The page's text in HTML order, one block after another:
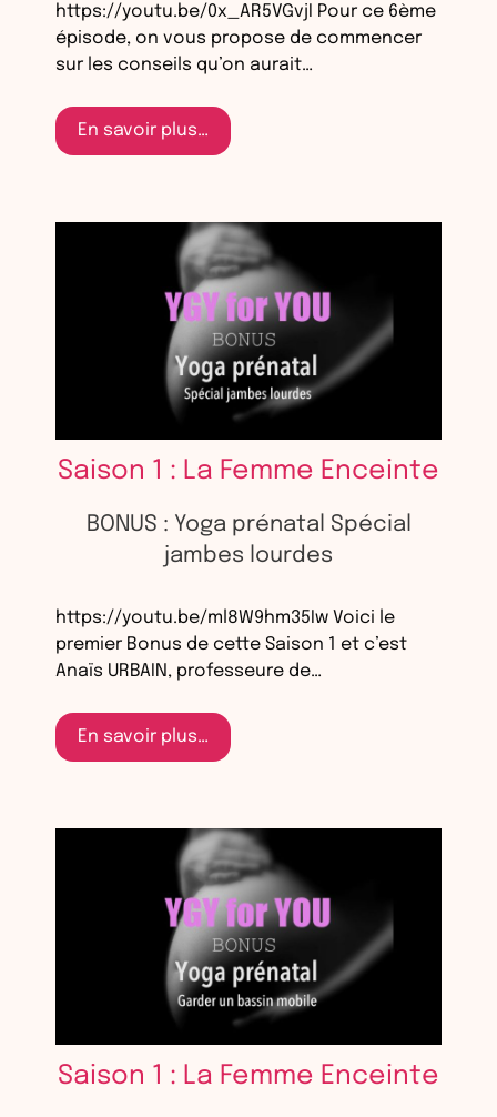
https://youtu.be/0x_AR5VGvjI Pour ce 6ème
épisode, on vous propose de commencer
sur les conseils qu’on aurait…
En savoir plus…
Saison 1 : La Femme Enceinte
BONUS : Yoga prénatal Spécial
jambes lourdes
https://youtu.be/ml8W9hm35Iw Voici le
premier Bonus de cette Saison 1 et c’est
Anaïs URBAIN, professeure de…
En savoir plus…
Saison 1 : La Femme Enceinte